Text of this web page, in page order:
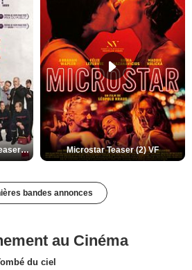
De la Comédie-Française Teaser (3) VF Microstar Teaser (2) VF
bandes annonces
au Cinéma
du ciel